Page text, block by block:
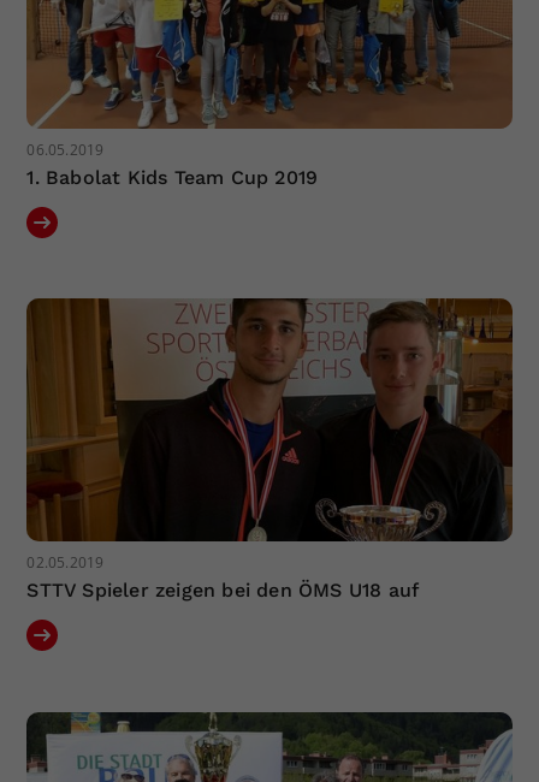
06.05.2019
1. Babolat Kids Team Cup 2019
02.05.2019
STTV Spieler zeigen bei den ÖMS U18 auf